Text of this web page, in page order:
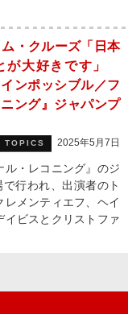
・クルーズ「日本
が大好きです」
インポッシブル／フ
ング』ジャパンプ
TOPICS 2025年5月7日
・レコニング』のジ
行われ、出演者のト
レメンティエフ、ヘイ
イビスとクリストファ